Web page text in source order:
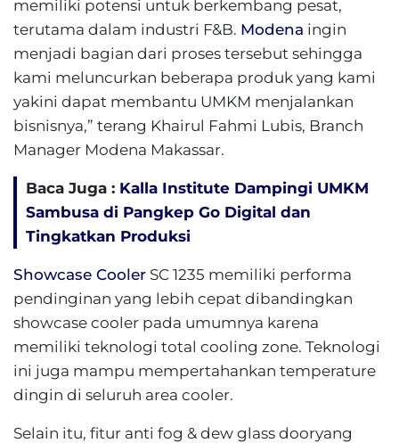
memiliki potensi untuk berkembang pesat,
terutama dalam industri F&B. Modena ingin
menjadi bagian dari proses tersebut sehingga
kami meluncurkan beberapa produk yang kami
yakini dapat membantu UMKM menjalankan
bisnisnya,” terang Khairul Fahmi Lubis, Branch
Manager Modena Makassar.
Baca Juga : Kalla Institute Dampingi UMKM
Sambusa di Pangkep Go Digital dan
Tingkatkan Produksi
Showcase Cooler SC 1235 memiliki performa
pendinginan yang lebih cepat dibandingkan
showcase cooler pada umumnya karena
memiliki teknologi total cooling zone. Teknologi
ini juga mampu mempertahankan temperature
dingin di seluruh area cooler.
Selain itu, fitur anti fog & dew glass dooryang